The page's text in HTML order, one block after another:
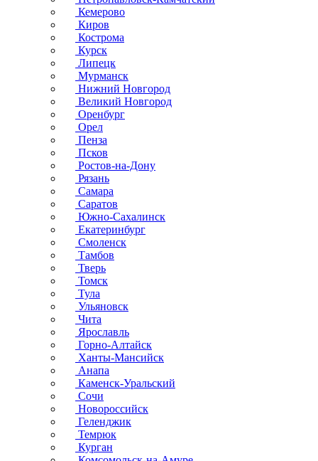
Кемерово
Киров
Кострома
Курск
Липецк
Мурманск
Нижний Новгород
Великий Новгород
Оренбург
Орел
Пенза
Псков
Ростов-на-Дону
Рязань
Самара
Саратов
Южно-Сахалинск
Екатеринбург
Смоленск
Тамбов
Тверь
Томск
Тула
Ульяновск
Чита
Ярославль
Горно-Алтайск
Ханты-Мансийск
Анапа
Каменск-Уральский
Сочи
Новороссийск
Геленджик
Темрюк
Курган